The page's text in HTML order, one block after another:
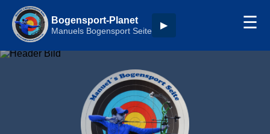
Bogensport-Planet
Manuels Bogensport Seite
▶ ☰